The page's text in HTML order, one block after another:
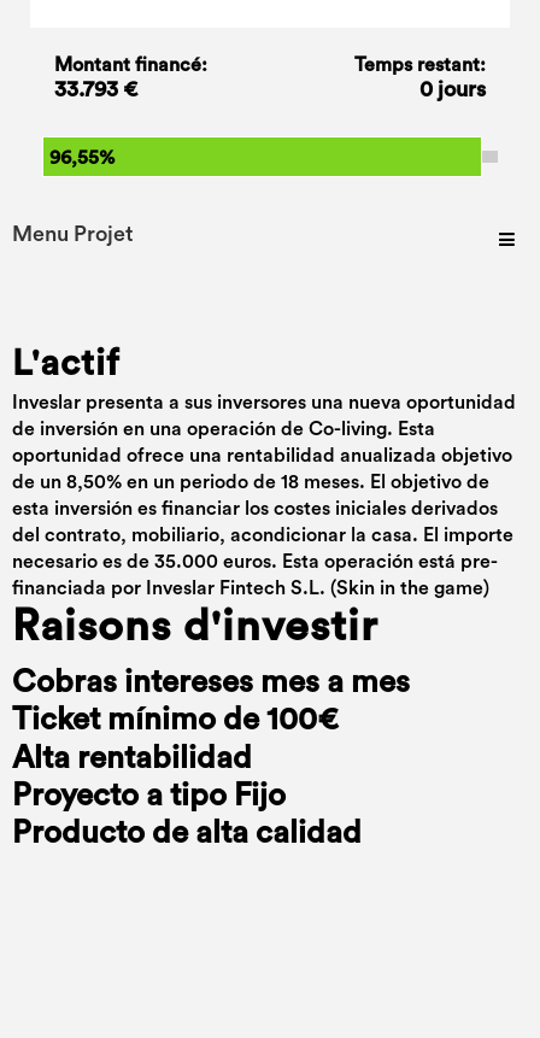
Montant financé:
33.793 €
Temps restant:
0 jours
96,55%
Menu Projet
L'actif
Inveslar presenta a sus inversores una nueva oportunidad
de inversión en una operación de Co-living. Esta
oportunidad ofrece una rentabilidad anualizada objetivo
de un 8,50% en un periodo de 18 meses. El objetivo de
esta inversión es financiar los costes iniciales derivados
del contrato, mobiliario, acondicionar la casa. El importe
necesario es de 35.000 euros. Esta operación está pre-
financiada por Inveslar Fintech S.L. (Skin in the game)
Raisons d'investir
Cobras intereses mes a mes
Ticket mínimo de 100€
Alta rentabilidad
Proyecto a tipo Fijo
Producto de alta calidad